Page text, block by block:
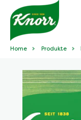
Home Produkte